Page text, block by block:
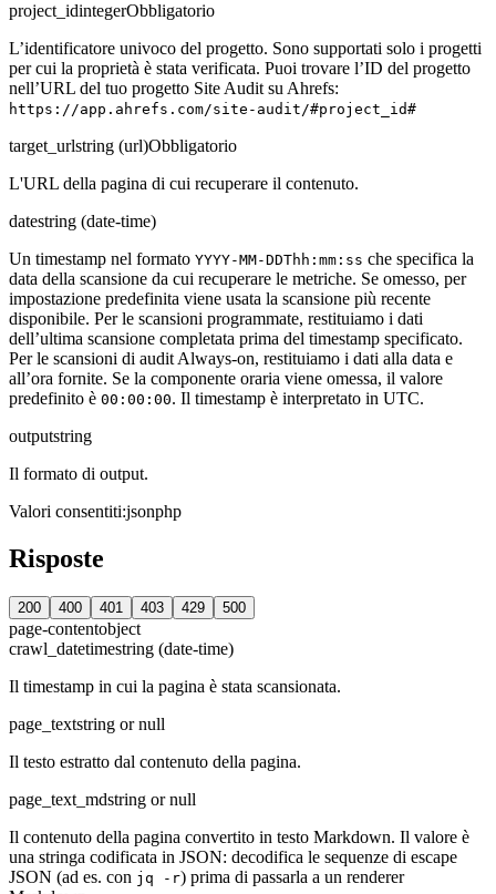
project_idintegerObbligatorio
L’identificatore univoco del progetto. Sono supportati solo i progetti
per cui la proprietà è stata verificata. Puoi trovare l’ID del progetto
nell’URL del tuo progetto Site Audit su Ahrefs:
https://app.ahrefs.com/site-audit/#project_id#
target_urlstring (url)Obbligatorio
L'URL della pagina di cui recuperare il contenuto.
datestring (date-time)
Un timestamp nel formato YYYY-MM-DDThh:mm:ss che specifica la
data della scansione da cui recuperare le metriche. Se omesso, per
impostazione predefinita viene usata la scansione più recente
disponibile. Per le scansioni programmate, restituiamo i dati
dell’ultima scansione completata prima del timestamp specificato.
Per le scansioni di audit Always-on, restituiamo i dati alla data e
all’ora fornite. Se la componente oraria viene omessa, il valore
predefinito è 00:00:00. Il timestamp è interpretato in UTC.
outputstring
Il formato di output.
Valori consentiti:jsonphp
Risposte
200 400 401 403 429 500
page-contentobject
crawl_datetimestring (date-time)
Il timestamp in cui la pagina è stata scansionata.
page_textstring or null
Il testo estratto dal contenuto della pagina.
page_text_mdstring or null
Il contenuto della pagina convertito in testo Markdown. Il valore è
una stringa codificata in JSON: decodifica le sequenze di escape
JSON (ad es. con jq -r) prima di passarla a un renderer